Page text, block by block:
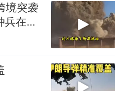
境突袭
兵在美
情报